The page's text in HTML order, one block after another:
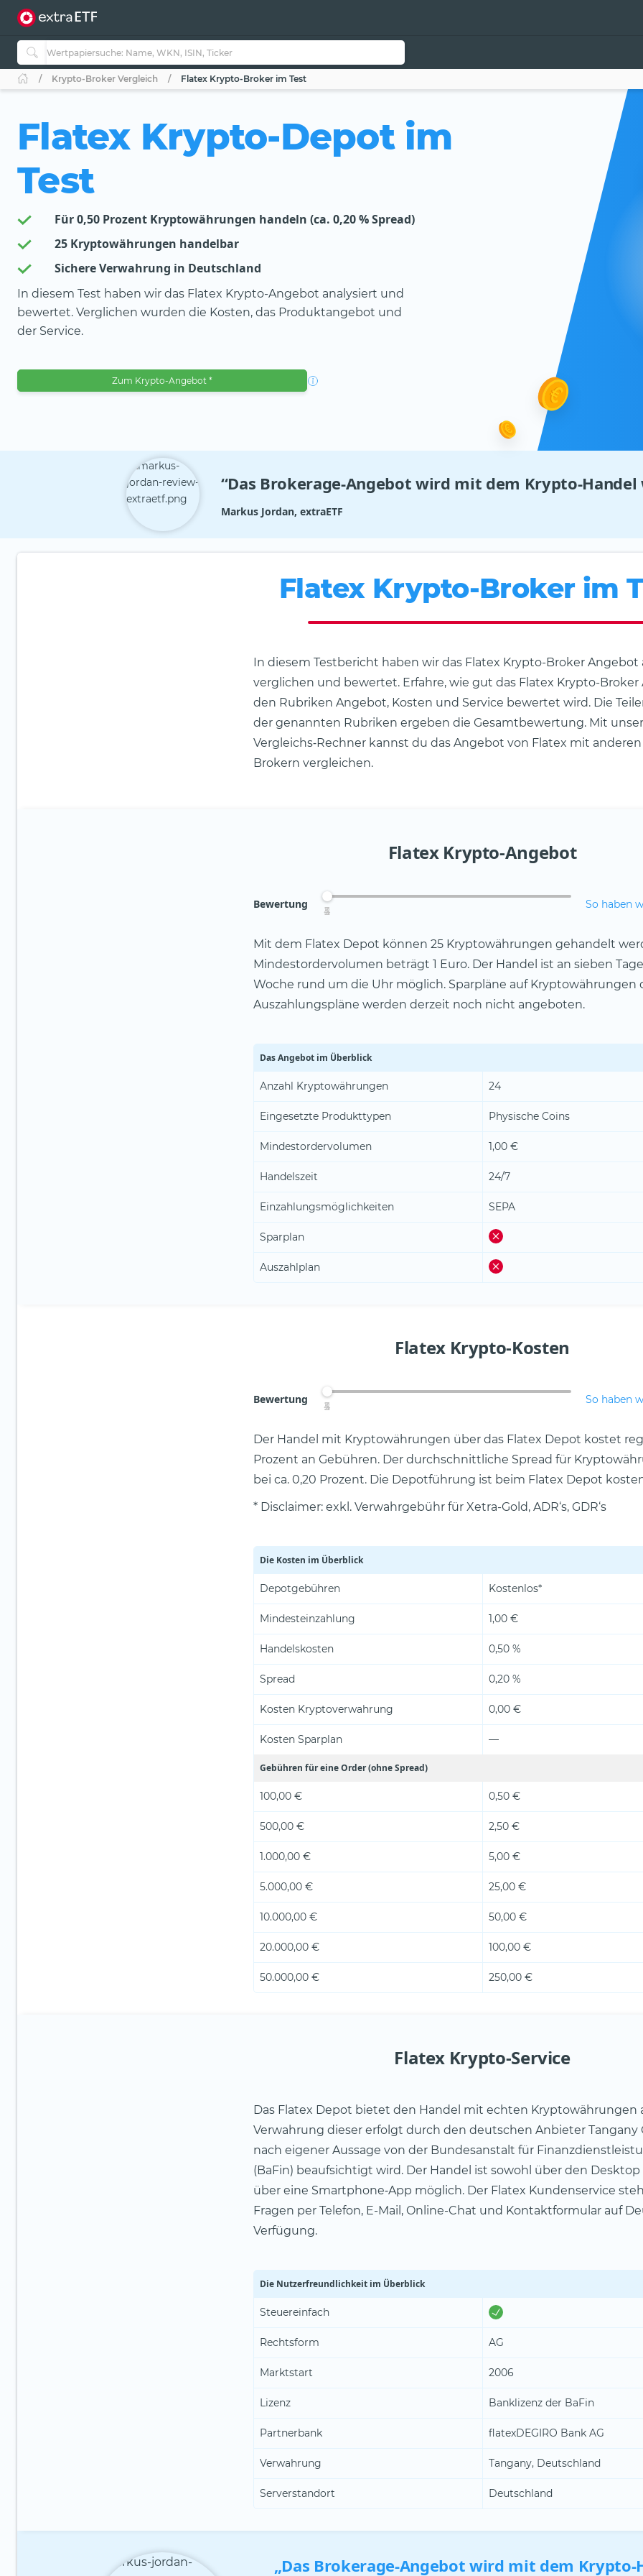
Krypto-Broker Vergleich Flatex Krypto-Broker im Test
Flatex Krypto-Depot im
Test
Für 0,50 Prozent Kryptowährungen handeln (ca. 0,20 % Spread)
25 Kryptowährungen handelbar
Sichere Verwahrung in Deutschland
In diesem Test haben wir das Flatex Krypto-Angebot analysiert und
bewertet. Verglichen wurden die Kosten, das Produktangebot und
der Service.
Zum Krypto-Angebot *
“Das Brokerage-Angebot wird mit dem Krypto-
Markus Jordan, extraETF
Flatex Krypto-Broker im
In diesem Testbericht haben wir das Flatex Krypto-Broker Angebot
verglichen und bewertet. Erfahre, wie gut das Flatex Krypto-
den Rubriken Angebot, Kosten und Service bewertet wird. Die
der genannten Rubriken ergeben die Gesamtbewertung. Mit
Vergleichs‑Rechner kannst du das Angebot von Flatex mit
Brokern vergleichen.
Flatex Krypto-Angebot
Bewertung
1
2
3
4
5
So haben
Mit dem Flatex Depot können 25 Kryptowährungen gehandelt
Mindestordervolumen beträgt 1 Euro. Der Handel ist an sieben
Woche rund um die Uhr möglich. Sparpläne auf Kryptowährungen
Auszahlungspläne werden derzeit noch nicht angeboten.
Das Angebot im Überblick
Anzahl Kryptowährungen 24
Eingesetzte Produkttypen Physische Coins
Mindestordervolumen 1,00 €
Handelszeit 24/7
Einzahlungsmöglichkeiten SEPA
Sparplan
Auszahlplan
Flatex Krypto-Kosten
Bewertung
1
2
3
4
5
So haben
Der Handel mit Kryptowährungen über das Flatex Depot kostet
Prozent an Gebühren. Der durchschnittliche Spread für
bei ca. 0,20 Prozent. Die Depotführung ist beim Flatex Depot
* Disclaimer: exkl. Verwahrgebühr für Xetra-Gold, ADR‘s, GDR‘s
Die Kosten im Überblick
Depotgebühren Kostenlos*
Mindesteinzahlung 1,00 €
Handelskosten 0,50 %
Spread 0,20 %
Kosten Kryptoverwahrung 0,00 €
Kosten Sparplan —
Gebühren für eine Order (ohne Spread)
100,00 € 0,50 €
500,00 € 2,50 €
1.000,00 € 5,00 €
5.000,00 € 25,00 €
10.000,00 € 50,00 €
20.000,00 € 100,00 €
50.000,00 € 250,00 €
Flatex Krypto-Service
Das Flatex Depot bietet den Handel mit echten Kryptowährungen
Verwahrung dieser erfolgt durch den deutschen Anbieter Tangany
nach eigener Aussage von der Bundesanstalt für
(BaFin) beaufsichtigt wird. Der Handel ist sowohl über den Desktop
über eine Smartphone‑App möglich. Der Flatex Kundenservice
Fragen per Telefon, E-Mail, Online-Chat und Kontaktformular auf
Verfügung.
Die Nutzerfreundlichkeit im Überblick
Steuereinfach
Rechtsform AG
Marktstart 2006
Lizenz Banklizenz der BaFin
Partnerbank flatexDEGIRO Bank AG
Verwahrung Tangany, Deutschland
Serverstandort Deutschland
„Das Brokerage-Angebot wird mit dem Krypto-